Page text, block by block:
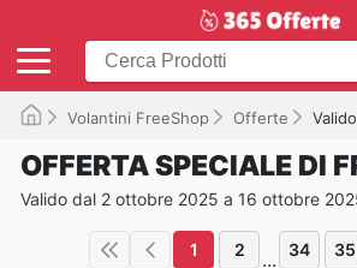
Volantini FreeShop Offerte Valido
OFFERTA SPECIALE DI
Valido dal 2 ottobre 2025 a 16 ottobre
1 2 ... 34 35